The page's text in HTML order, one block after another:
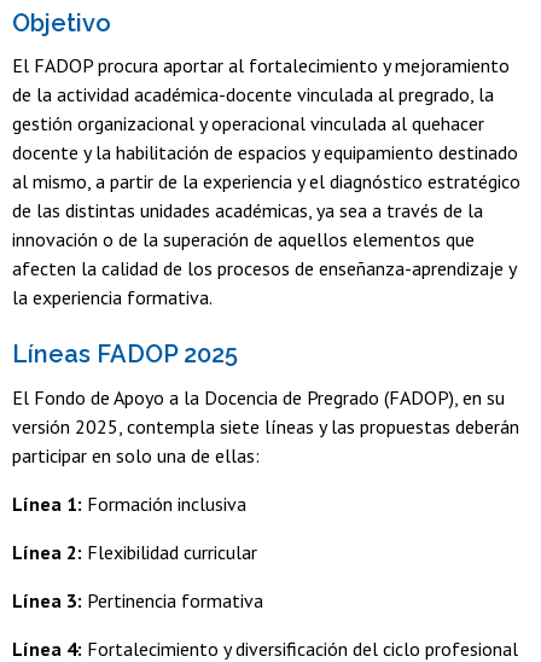
Objetivo
El FADOP procura aportar al fortalecimiento y mejoramiento
de la actividad académica-docente vinculada al pregrado, la
gestión organizacional y operacional vinculada al quehacer
docente y la habilitación de espacios y equipamiento destinado
al mismo, a partir de la experiencia y el diagnóstico estratégico
de las distintas unidades académicas, ya sea a través de la
innovación o de la superación de aquellos elementos que
afecten la calidad de los procesos de enseñanza-aprendizaje y
la experiencia formativa.
Líneas FADOP 2025
El Fondo de Apoyo a la Docencia de Pregrado (FADOP), en su
versión 2025, contempla siete líneas y las propuestas deberán
participar en solo una de ellas:
Línea 1: Formación inclusiva
Línea 2: Flexibilidad curricular
Línea 3: Pertinencia formativa
Línea 4: Fortalecimiento y diversificación del ciclo profesional